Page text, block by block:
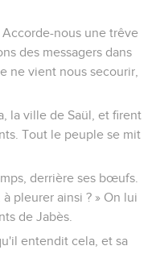
nous une trêve
des messagers dans
ne vient nous secourir,
la ville de Saül, et firent
Tout le peuple se mit
derrière ses bœufs.
pleurer ainsi ? » On lui
de Jabès.
entendit cela, et sa